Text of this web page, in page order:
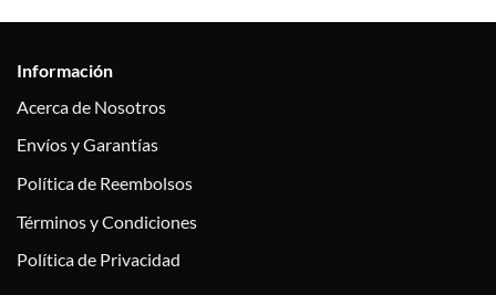
Información
Acerca de Nosotros
Envíos y Garantías
Política de Reembolsos
Términos y Condiciones
Política de Privacidad